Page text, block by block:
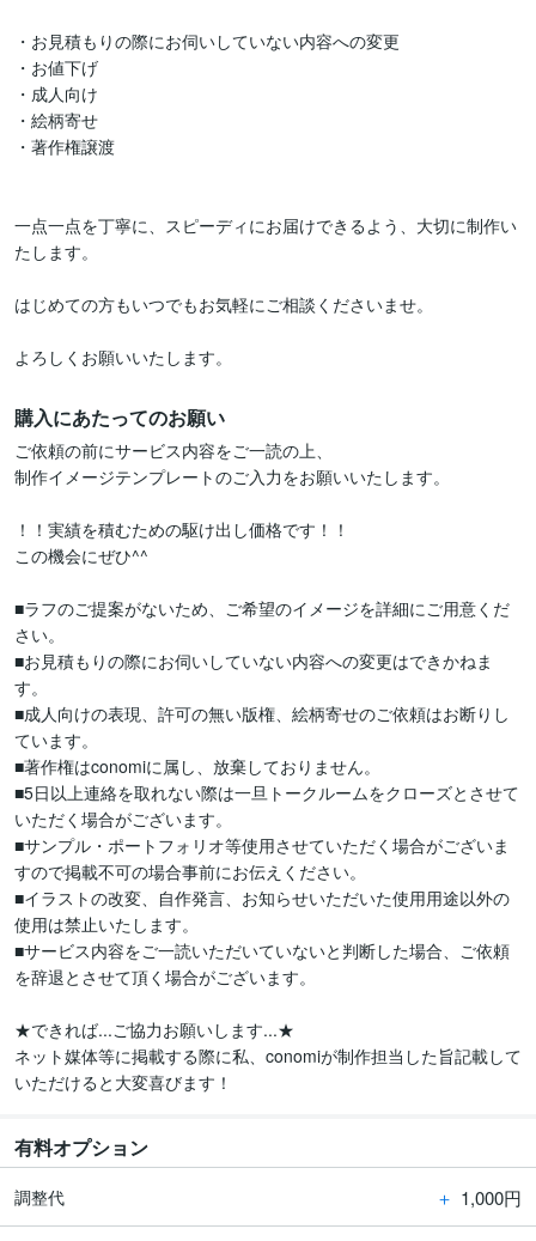
・お見積もりの際にお伺いしていない内容への変更
・お値下げ
・成人向け
・絵柄寄せ
・著作権譲渡
一点一点を丁寧に、スピーディにお届けできるよう、大切に制作い
たします。
はじめての方もいつでもお気軽にご相談くださいませ。
よろしくお願いいたします。
購入にあたってのお願い
ご依頼の前にサービス内容をご一読の上、
制作イメージテンプレートのご入力をお願いいたします。
！！実績を積むための駆け出し価格です！！
この機会にぜひ^^
■ラフのご提案がないため、ご希望のイメージを詳細にご用意くだ
さい。
■お見積もりの際にお伺いしていない内容への変更はできかねま
す。
■成人向けの表現、許可の無い版権、絵柄寄せのご依頼はお断りし
ています。
■著作権はconomiに属し、放棄しておりません。
■5日以上連絡を取れない際は一旦トークルームをクローズとさせて
いただく場合がございます。
■サンプル・ポートフォリオ等使用させていただく場合がございま
すので掲載不可の場合事前にお伝えください。
■イラストの改変、自作発言、お知らせいただいた使用用途以外の
使用は禁止いたします。
■サービス内容をご一読いただいていないと判断した場合、ご依頼
を辞退とさせて頂く場合がございます。
★できれば...ご協力お願いします...★
ネット媒体等に掲載する際に私、conomiが制作担当した旨記載して
いただけると大変喜びます！
有料オプション
調整代 ＋ 1,000円